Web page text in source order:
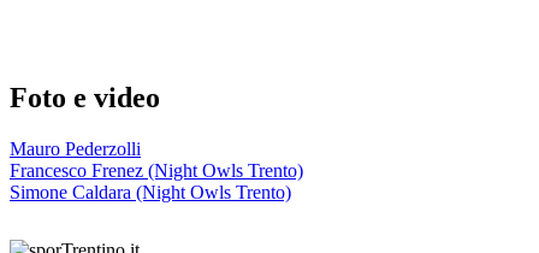
Foto e video
Mauro Pederzolli
Francesco Frenez (Night Owls Trento)
Simone Caldara (Night Owls Trento)